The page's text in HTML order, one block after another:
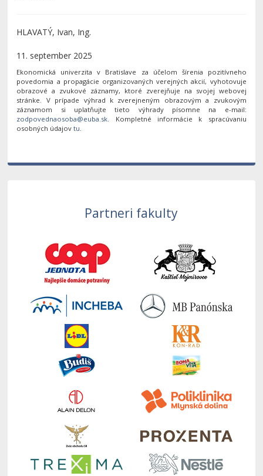
HLAVATÝ, Ivan, Ing.
11. september 2025
Ekonomická univerzita v Bratislave za účelom šírenia pozitívneho
povedomia a propagácie organizovaných verejných akcií, vyhotovuje
obrazové a zvukové záznamy, ktoré zverejňuje na svojej webovej
stránke. V prípade výhrad k zverejneným obrazovým a zvukovým
záznamom si uplatňujte tieto výhrady písomne na e-mail:
. Kompletné informácie k spracúvaniu
osobných údajovtu.
Partneri fakulty